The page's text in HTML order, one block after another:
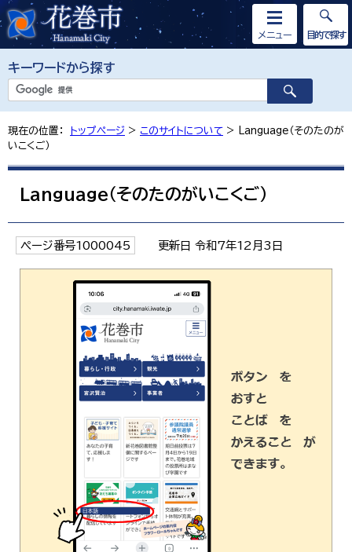
キーワードから探す
メニュー 目的で探す
現在の位置： トップページ > このサイトについて > Language（そのたのが
いこくご）
Language（そのたのがいこくご）
ページ番号1000045 更新日 令和7年12月3日